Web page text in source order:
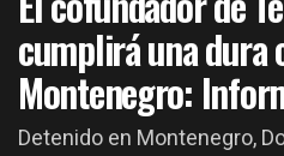
cumplirá una dura
Montenegro:
Detenido en Montenegro,